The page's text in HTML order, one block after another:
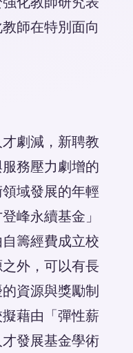
師在特別面向
劇減，新聘教
務壓力劇增的
域發展的年輕
峰永續基金」
籌經費成立校
外，可以有長
資源與獎勵制
藉由「彈性薪
發展基金學術